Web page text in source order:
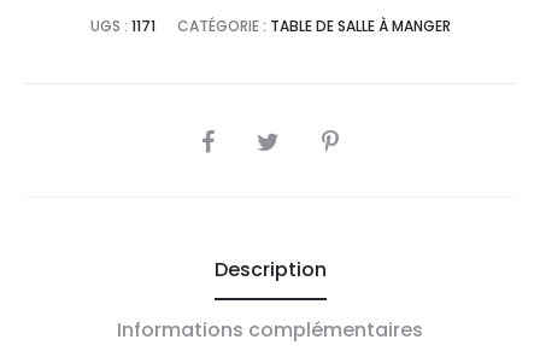
UGS : 1171 CATÉGORIE : TABLE DE SALLE À MANGER
SHARE
Description
Informations complémentaires